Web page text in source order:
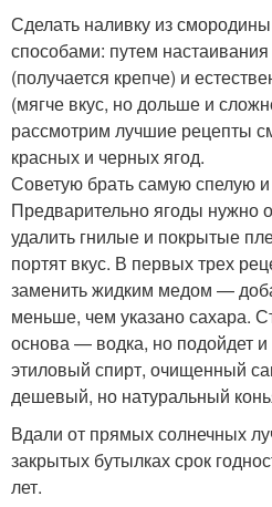
Сделать наливку из
способами: путем
(получается крепче) и
(мягче вкус, но дольше и
рассмотрим лучшие рецепты
красных и черных ягод.
Советую брать самую спелую
Предварительно ягоды нужно
удалить гнилые и покрытые
портят вкус. В первых трех
заменить жидким медом —
меньше, чем указано сахара.
основа — водка, но подойдет
этиловый спирт, очищенный
дешевый, но натуральный
Вдали от прямых солнечных
закрытых бутылках срок
лет.